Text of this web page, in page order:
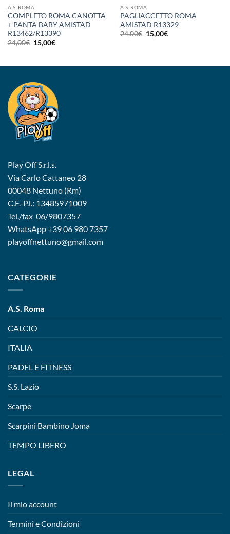
A.S. ROMA
COMPLETO ROMA CANOTTA
+ PANTA BABY AMISTAD
R13462/R13390
24,00€ Il
prezzo
24,00€.
15,00€Il
15,00€.
A.S. ROMA
PAGLIACCETTO ROMA
AMISTAD R13329
24,00€ Il
prezzo
15,00€Il
Play Off S.r.l.s.
Via Carlo Cattaneo 28
00048 Nettuno (Rm)
C.F.-P.i.: 13485971009
Tel./fax 06/9807357
WhatsApp+39 06 980 7357
playoffnettuno@gmail.com
CATEGORIE
A.S. Roma
CALCIO
ITALIA
PADEL E FITNESS
S.S. Lazio
Scarpe
Scarpini Bambino Joma
TEMPO LIBERO
LEGAL
Il mio account
Termini e Condizioni